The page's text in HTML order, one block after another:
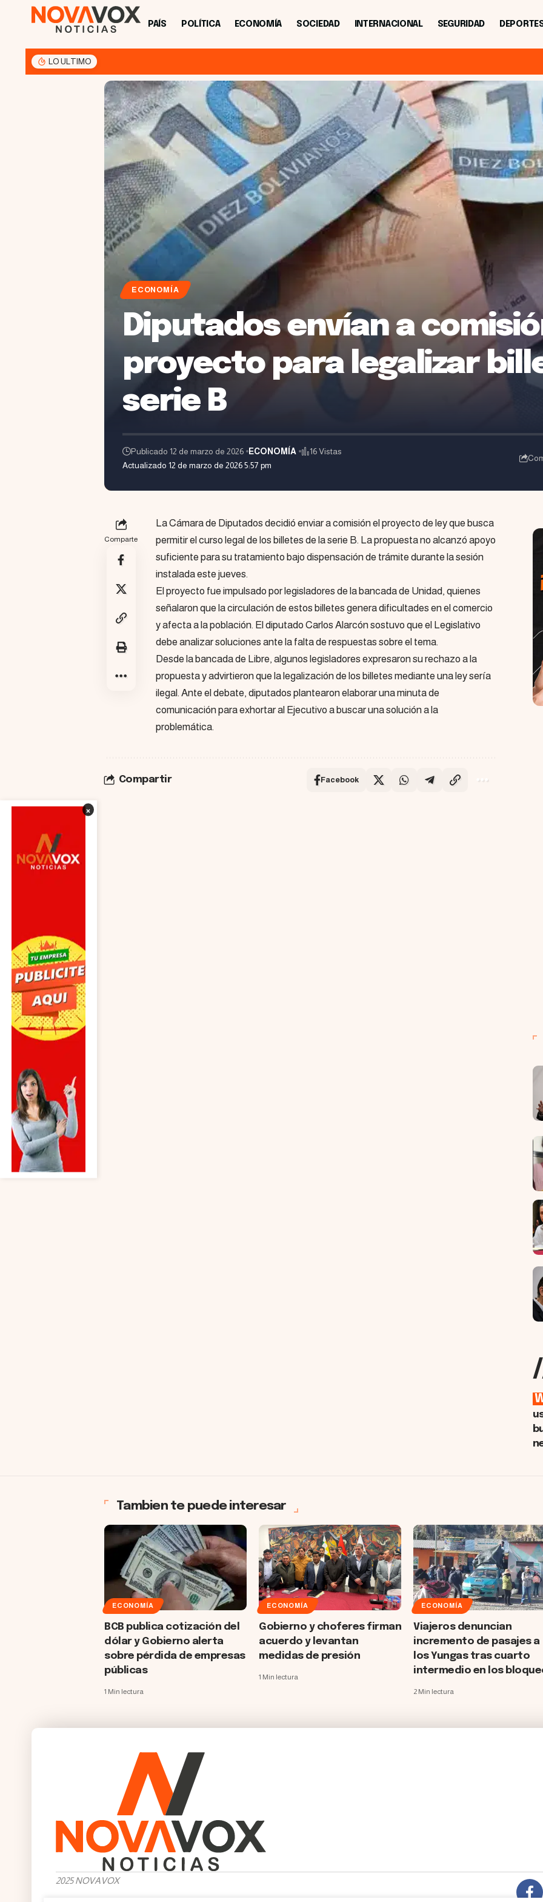
×
PAÍS POLÍTICA ECONOMÍA SOCIEDAD INTERNACIONAL SEGURIDAD
LO ULTIMO
ECONOMÍA
Diputados envían a
proyecto para legalizar
serie B
Actualizado 12 de marzo de 2026 5:57 pm
Publicado 12 de marzo de 2026 ECONOMÍA 16 Vistas
Comparte
La Cámara de Diputados decidió enviar a comisión el proyecto de ley que busca
permitir el curso legal de los billetes de la serie B. La propuesta no alcanzó apoyo
suficiente para su tratamiento bajo dispensación de trámite durante la sesión
instalada este jueves.
El proyecto fue impulsado por legisladores de la bancada de Unidad, quienes
señalaron que la circulación de estos billetes genera dificultades en el comercio
y afecta a la población. El diputado Carlos Alarcón sostuvo que el Legislativo
debe analizar soluciones ante la falta de respuestas sobre el tema.
Desde la bancada de Libre, algunos legisladores expresaron su rechazo a la
propuesta y advirtieron que la legalización de los billetes mediante una ley sería
ilegal. Ante el debate, diputados plantearon elaborar una minuta de
comunicación para exhortar al Ejecutivo a buscar una solución a la
problemática.
Compartir Facebook
Tambien te puede interesar
ECONOMÍA
BCB publica cotización del
dólar y Gobierno alerta
sobre pérdida de empresas
públicas
1 Min lectura
ECONOMÍA
Gobierno y choferes firman
acuerdo y levantan
medidas de presión
1 Min lectura
ECONOMÍA
Viajeros denuncian
incremento de pasajes a
los Yungas tras cuarto
intermedio en los
2 Min lectura
2025 NOVAVOX